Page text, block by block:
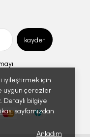
iyileştirmek için
uygun çerezler
Detaylı bilgiye
sayfamızdan
Anladım
kaydet